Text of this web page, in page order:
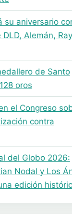
su aniversario
Alemán,
de Santo
oros
el Congreso
contra
del Globo 2026:
Nodal y Los
edición